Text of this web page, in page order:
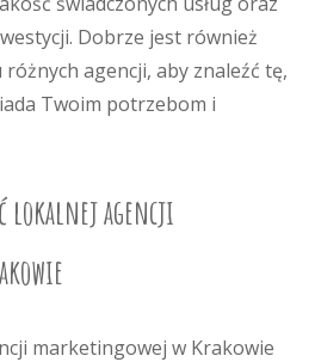
Dobrze jest również
agencji, aby znaleźć tę,
Twoim potrzebom i
lokalnej agencji
marketingowej w Krakowie